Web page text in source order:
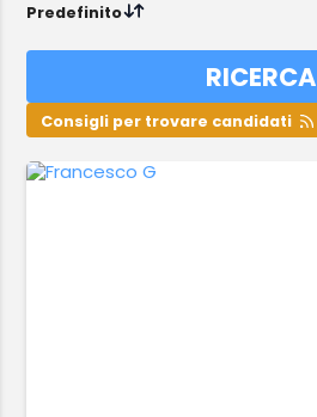
Predefinito
RICERCA
Consigli per trovare candidati